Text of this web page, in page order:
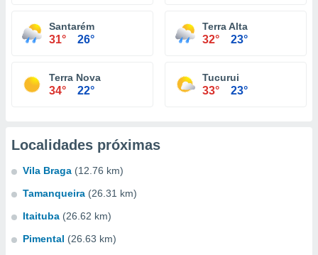
Santarém
31° 26°
Terra Alta
32° 23°
Terra Nova
34° 22°
Tucurui
33° 23°
Localidades próximas
Vila Braga (12.76 km)
Tamanqueira (26.31 km)
Itaituba (26.62 km)
Pimental (26.63 km)